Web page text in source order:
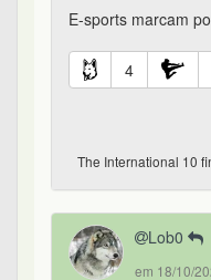
E-sports marcam
4
The International 10
Lob0
em 18/10/